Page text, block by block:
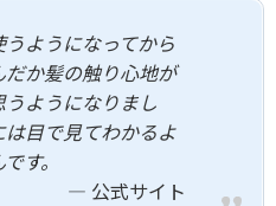
ようになってから
か髪の触り心地が
ようになりまし
目で見てわかるよ
す。
公式サイト